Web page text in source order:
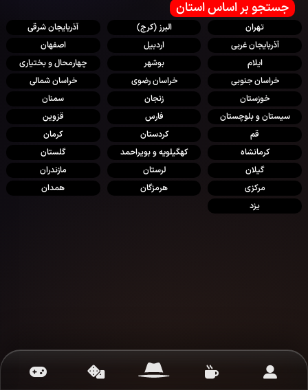
جستجو بر اساس استان
تهران البرز (کرج)
آذربایجان شرقی
آذربایجان غربی
اردبیل
اصفهان
ایلام
بوشهر
چهارمحال و بختیاری
خراسان جنوبی
خراسان رضوی
خراسان شمالی
خوزستان
زنجان
سمنان
سیستان و بلوچستان
فارس
قزوین
قم
کردستان
کرمان
کرمانشاه
کهگیلویه و بویراحمد
گلستان
گیلان
لرستان
مازندران
مرکزی
هرمزگان
همدان
یزد